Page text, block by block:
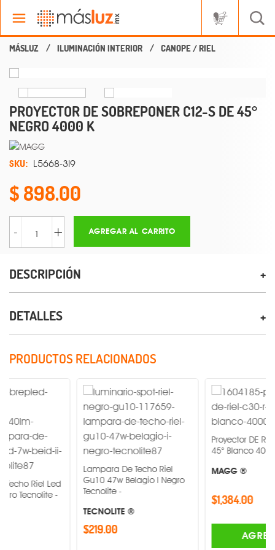
ILUMINACIÓN INTERIOR CANOPE / RIEL
PROYECTOR DE SOBREPONER C12-S DE 45°
NEGRO 4000 K
SKU: L5668-3I9
898.00
- + AGREGAR AL CARRITO
DESCRIPCIÓN
DETALLES
PRODUCTOS RELACIONADOS
Led
-
Lampara De Techo Riel
Gu10 47w Belagio I Negro
Tecnolite -
TECNOLITE ®
$219.00
Proyector DE RIEL C30-R
45° Blanco 4000 K -
MAGG ®
$1,384.00
AGREGAR